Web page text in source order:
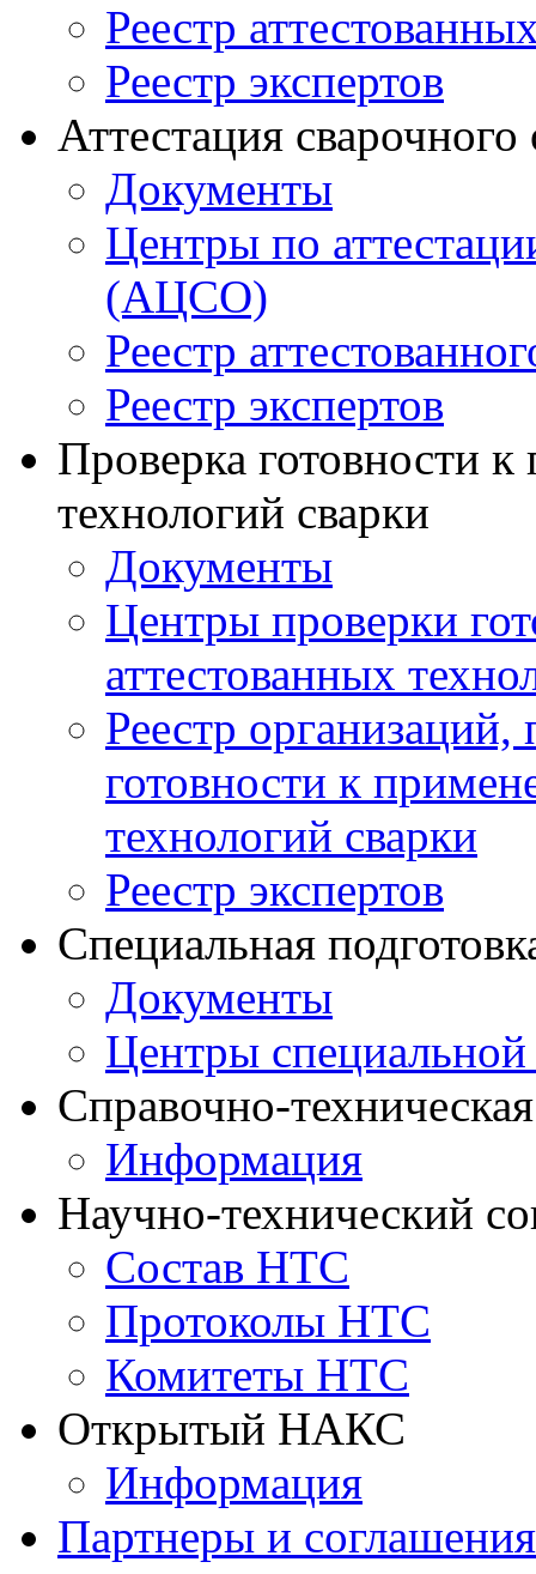
Реестр
Реестр экспертов
Аттестация
Документы
Центры по
(АЦСО)
Реестр
Реестр экспертов
Проверка готовности
технологий сварки
Документы
Центры проверки
аттестованных
Реестр
готовности к
технологий сварки
Реестр экспертов
Специальная
Документы
Центры
Справочно-
Информация
Научно-технический
Состав НТС
Протоколы НТС
Комитеты НТС
Открытый НАКС
Информация
Партнеры и соглашения